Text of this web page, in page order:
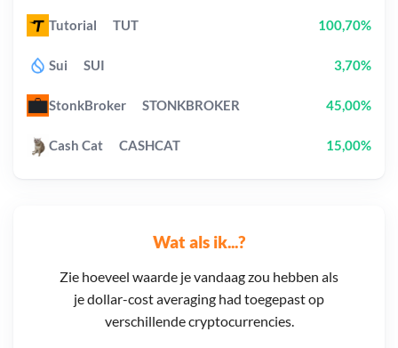
Wat als ik...?
Zie hoeveel waarde je vandaag zou hebben als
je dollar-cost averaging had toegepast op
verschillende cryptocurrencies.
Tutorial TUT 100,70%
Sui SUI 3,70%
StonkBroker STONKBROKER 45,00%
Cash Cat CASHCAT 15,00%